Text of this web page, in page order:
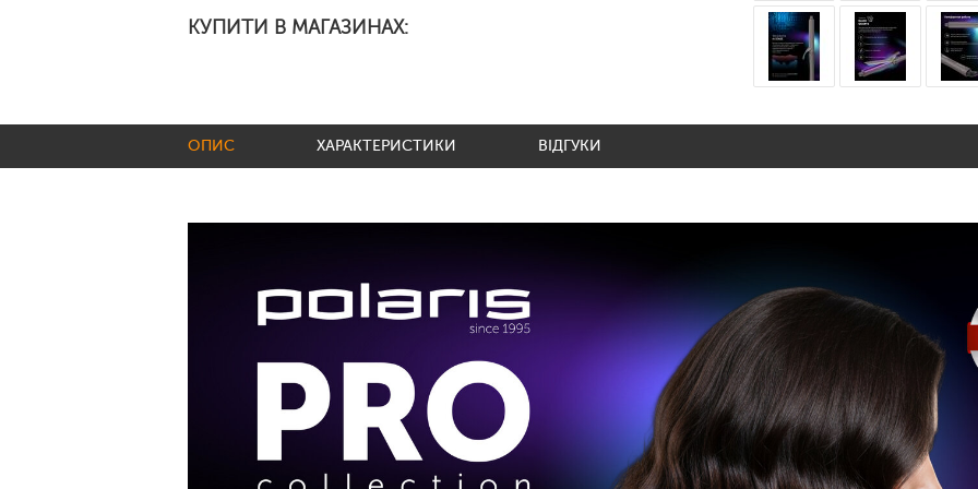
КУПИТИ В МАГАЗИНАХ:
ОПИС ХАРАКТЕРИСТИКИ ВІДГУКИ